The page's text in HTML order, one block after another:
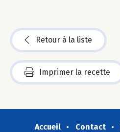
Retour à la liste
Imprimer la recette
Accueil Contact